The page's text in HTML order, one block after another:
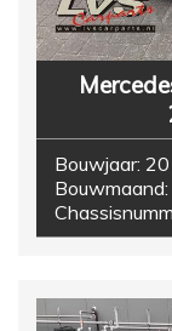
Bouwjaar:
Bouwmaand: